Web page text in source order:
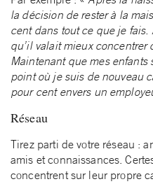
la décision de rester à la
cent dans tout ce que je fais.
qu’il valait mieux concentrer
Maintenant que mes
point où je suis de nouveau
pour cent envers un
Réseau
Tirez parti de votre réseau :
amis et connaissances.
concentrent sur leur propre